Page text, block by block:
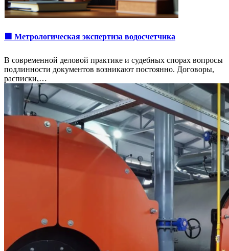
🟩 Метрологическая экспертиза водосчетчика
В современной деловой практике и судебных спорах вопросы
подлинности документов возникают постоянно. Договоры,
расписки,…